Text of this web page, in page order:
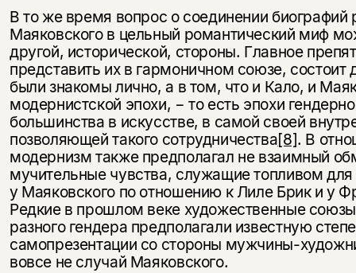
В то же время вопрос о соединении биографий
Маяковского в цельный романтический миф
другой, исторической, стороны. Главное
представить их в гармоничном союзе, состоит
были знакомы лично, а в том, что и Кало, и
модернистской эпохи, − то есть эпохи
большинства в искусстве, в самой своей
позволяющей такого сотрудничества[8]. В
модернизм также предполагал не взаимный
мучительные чувства, служащие топливом для
у Маяковского по отношению к Лиле Брик и у
Редкие в прошлом веке художественные
разного гендера предполагали известную
самопрезентации со стороны мужчины-
вовсе не случай Маяковского.